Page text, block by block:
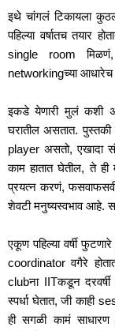
इथे चांगलं टिकायला
पहिल्या वर्षातच तयार
single room मिळणं,
networkingच्या आधारेच
इकडे येणारी मुलं कशी
घरातील असतात.
player असतो, एखादा
काम हातात घेतील, ते
प्रयत्न करणं, फसवाफसवी,
शेवटी मनुष्यस्वभाव आहे.
एकूण पहिल्या वर्षी
coordinator वगैरे
clubना IITकडून
स्पर्धा घेतात, जी काही
ही सगळी कामं साधारण